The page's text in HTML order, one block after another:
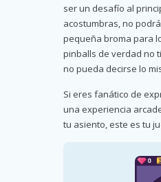
ser un desafío al
acostumbras, no
pequeña broma para
pinballs de verdad no
no pueda decirse lo
Si eres fanático de
una experiencia
tu asiento, este es tu